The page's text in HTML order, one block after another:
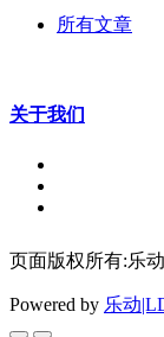
所有文章
关于我们
页面版权所有:乐
Powered by 乐动